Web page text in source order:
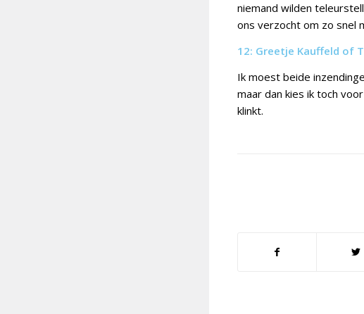
niemand wilden
ons verzocht om zo snel
12: Greetje Kauffeld of
Ik moest beide
maar dan kies ik toch
klinkt.